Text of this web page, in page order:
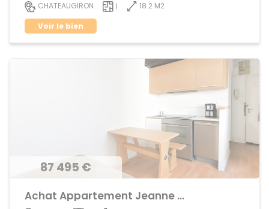
CHATEAUGIRON 1
18.2 M2
Voir le bien
87 495 €
Achat Appartement Jeanne d'Arc